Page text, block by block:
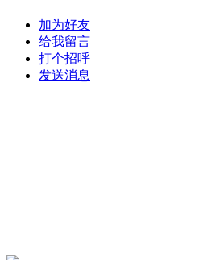
加为好友
给我留言
打个招呼
发送消息